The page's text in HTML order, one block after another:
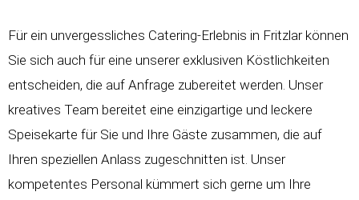
Für ein unvergessliches Catering-Erlebnis in Fritzlar können
Sie sich auch für eine unserer exklusiven Köstlichkeiten
entscheiden, die auf Anfrage zubereitet werden. Unser
kreatives Team bereitet eine einzigartige und leckere
Speisekarte für Sie und Ihre Gäste zusammen, die auf
Ihren speziellen Anlass zugeschnitten ist. Unser
kompetentes Personal kümmert sich gerne um Ihre